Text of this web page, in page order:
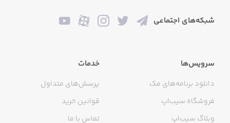
شبکه‌های اجتماعی
سرویس‌ها
دانلود برنامه‌های مک
فروشگاه سیب‌اپ
وبلاگ سیب‌اپ
خدمات
پرسش‌های متداول
قوانین خرید
تماس با ما